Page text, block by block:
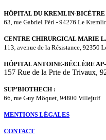
HÔPITAL DU KREMLIN-BICÈTRE
63, rue Gabriel Péri - 94276 Le
CENTRE CHIRURGICAL MARIE
113, avenue de la Résistance, 92350
HÔPITAL ANTOINE-BÉCLÈRE
157 Rue de la Prte de Trivaux,
SUP’BIOTHECH :
66, rue Guy Môquet, 94800 Villejuif
MENTIONS LÉGALES
CONTACT